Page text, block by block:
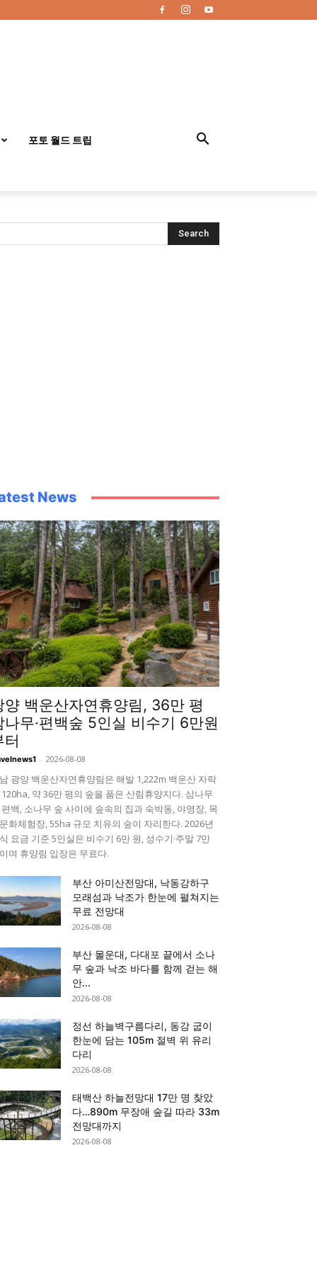
포토 월드 트립
News
양 백운산자연휴양림, 36만 평
나무·편백숲 5인실 비수기 6만원
터
- 2026-08-08
광양 백운산자연휴양림은 해발 1,222m 백운산 자락
약 36만 평의 숲을 품은 산림휴양지다. 삼나무
백, 소나무 숲 사이에 숲속의 집과 숙박동, 야영장, 목
화체험장, 55ha 규모 치유의 숲이 자리한다. 2026년
요금 기준 5인실은 비수기 6만 원, 성수기·주말 7만
며 휴양림 입장은 무료다.
부산 아미산전망대, 낙동강하구
모래섬과 낙조가 한눈에 펼쳐지는
무료 전망대
2026-08-08
부산 몰운대, 다대포 끝에서 소나
무 숲과 낙조 바다를 함께 걷는 해
안...
2026-08-08
정선 하늘벽구름다리, 동강 굽이
한눈에 담는 105m 절벽 위 유리
다리
2026-08-08
태백산 하늘전망대 17만 명 찾았
다…890m 무장애 숲길 따라 33m
전망대까지
2026-08-08